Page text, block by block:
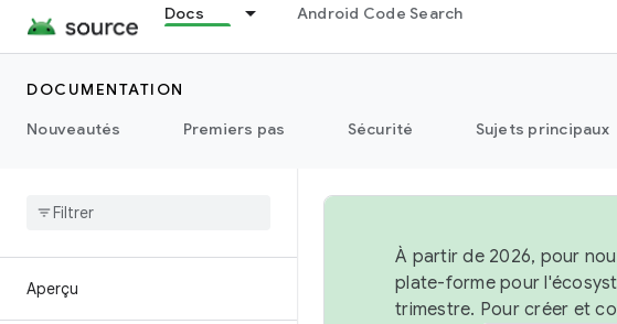
Docs Android Code Search
DOCUMENTATION
Nouveautés
Premiers pas Sécurité Sujets principaux
Aperçu
À partir de 2026, pour
plate-forme pour
trimestre. Pour créer et